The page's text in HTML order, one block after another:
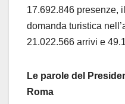
17.692.846 presenze,
domanda turistica
21.022.566 arrivi e
Le parole del
Roma